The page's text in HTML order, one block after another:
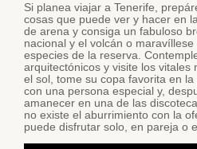
Si planea viajar a Tenerife,
cosas que puede ver y hacer en
de arena y consiga un fabuloso
nacional y el volcán o
especies de la reserva.
arquitectónicos y visite los vitales
el sol, tome su copa favorita en
con una persona especial y,
amanecer en una de las
no existe el aburrimiento con la
puede disfrutar solo, en pareja o